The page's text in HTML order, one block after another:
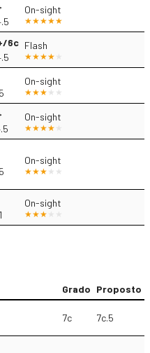
On-sight
6c Flash
On-sight
On-sight
On-sight
On-sight
Grado Proposto
7c 7c.5